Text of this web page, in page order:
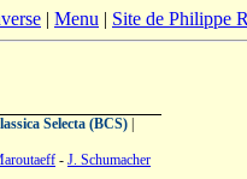
| Menu | Site de Philippe
Selecta (BCS)
- J. Schumacher